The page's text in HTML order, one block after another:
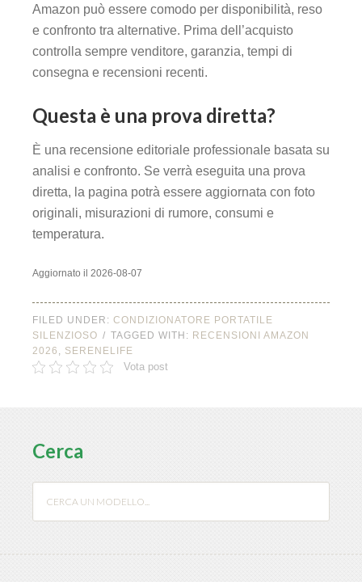
Amazon può essere comodo per disponibilità, reso
e confronto tra alternative. Prima dell’acquisto
controlla sempre venditore, garanzia, tempi di
consegna e recensioni recenti.
Questa è una prova diretta?
È una recensione editoriale professionale basata su
analisi e confronto. Se verrà eseguita una prova
diretta, la pagina potrà essere aggiornata con foto
originali, misurazioni di rumore, consumi e
temperatura.
Aggiornato il 2026-08-07
FILED UNDER: CONDIZIONATORE PORTATILE
SILENZIOSO
TAGGED WITH: RECENSIONI AMAZON
2026 , SERENELIFE
Vota post
Cerca